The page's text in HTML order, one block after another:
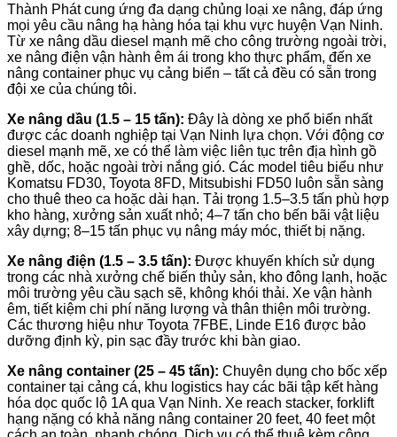
Thành Phát cung ứng đa dạng chủng loại xe nâng, đáp ứng
mọi yêu cầu nâng hạ hàng hóa tại khu vực huyện Vạn Ninh.
Từ xe nâng dầu diesel mạnh mẽ cho công trường ngoài trời,
xe nâng điện vận hành êm ái trong kho thực phẩm, đến xe
nâng container phục vụ cảng biển – tất cả đều có sẵn trong
đội xe của chúng tôi.
Xe nâng dầu (1.5 – 15 tấn): Đây là dòng xe phổ biến nhất
được các doanh nghiệp tại Vạn Ninh lựa chọn. Với động cơ
diesel mạnh mẽ, xe có thể làm việc liên tục trên địa hình gồ
ghề, dốc, hoặc ngoài trời nắng gió. Các model tiêu biểu như
Komatsu FD30, Toyota 8FD, Mitsubishi FD50 luôn sẵn sàng
cho thuê theo ca hoặc dài hạn. Tải trọng 1.5–3.5 tấn phù hợp
kho hàng, xưởng sản xuất nhỏ; 4–7 tấn cho bến bãi vật liệu
xây dựng; 8–15 tấn phục vụ nâng máy móc, thiết bị nặng.
Xe nâng điện (1.5 – 3.5 tấn): Được khuyến khích sử dụng
trong các nhà xưởng chế biến thủy sản, kho đông lạnh, hoặc
môi trường yêu cầu sạch sẽ, không khói thải. Xe vận hành
êm, tiết kiệm chi phí năng lượng và thân thiện môi trường.
Các thương hiệu như Toyota 7FBE, Linde E16 được bảo
dưỡng định kỳ, pin sạc đầy trước khi bàn giao.
Xe nâng container (25 – 45 tấn): Chuyên dụng cho bốc xếp
container tại cảng cá, khu logistics hay các bãi tập kết hàng
hóa dọc quốc lộ 1A qua Vạn Ninh. Xe reach stacker, forklift
hạng nặng có khả năng nâng container 20 feet, 40 feet một